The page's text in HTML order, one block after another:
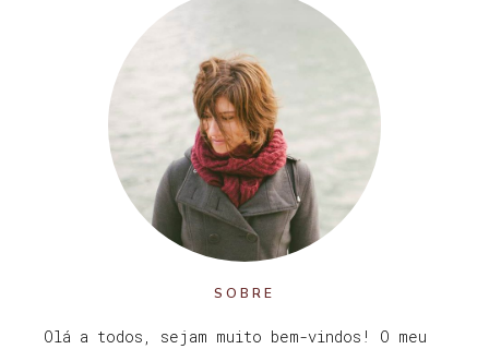
SOBRE
Olá a todos, sejam muito bem-vindos! O meu